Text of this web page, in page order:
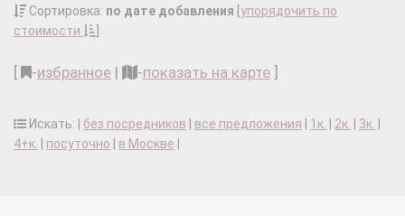
Сортировка: по дате добавления упорядочить по
стоимости
-избранное | -показать на карте
Искать: | без посредников все предложения 1к. 2к. 3к.
4+к.
посуточно в Москве